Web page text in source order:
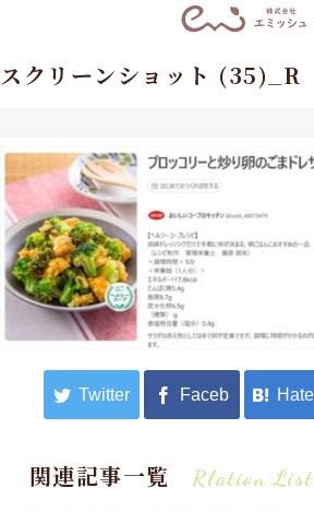
スクリーンショット (35)_R
関連記事一覧 Rlation List